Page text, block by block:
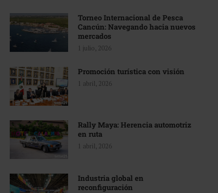
Torneo Internacional de Pesca
Cancún: Navegando hacia nuevos
mercados
1 julio, 2026
Promoción turística con visión
1 abril, 2026
Rally Maya: Herencia automotriz
en ruta
1 abril, 2026
Industria global en
reconfiguración